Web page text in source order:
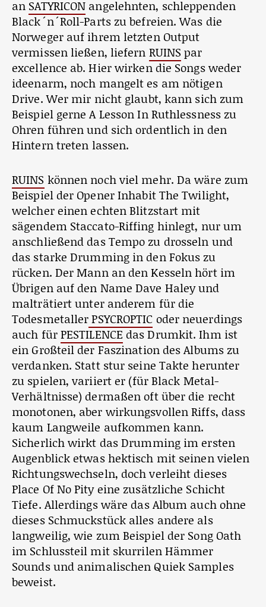
an SATYRICON angelehnten, schleppenden
Black´n´Roll-Parts zu befreien. Was die
Norweger auf ihrem letzten Output
vermissen ließen, liefern RUINS par
excellence ab. Hier wirken die Songs weder
ideenarm, noch mangelt es am nötigen
Drive. Wer mir nicht glaubt, kann sich zum
Beispiel gerne A Lesson In Ruthlessness zu
Ohren führen und sich ordentlich in den
Hintern treten lassen.
RUINS können noch viel mehr. Da wäre zum
Beispiel der Opener Inhabit The Twilight,
welcher einen echten Blitzstart mit
sägendem Staccato-Riffing hinlegt, nur um
anschließend das Tempo zu drosseln und
das starke Drumming in den Fokus zu
rücken. Der Mann an den Kesseln hört im
Übrigen auf den Name Dave Haley und
malträtiert unter anderem für die
TodesmetallerPSYCROPTIC oder neuerdings
auch fürPESTILENCE das Drumkit. Ihm ist
ein Großteil der Faszination des Albums zu
verdanken. Statt stur seine Takte herunter
zu spielen, variiert er (für Black Metal-
Verhältnisse) dermaßen oft über die recht
monotonen, aber wirkungsvollen Riffs, dass
kaum Langweile aufkommen kann.
Sicherlich wirkt das Drumming im ersten
Augenblick etwas hektisch mit seinen vielen
Richtungswechseln, doch verleiht dieses
Place Of No Pity eine zusätzliche Schicht
Tiefe. Allerdings wäre das Album auch ohne
dieses Schmuckstück alles andere als
langweilig, wie zum Beispiel der Song Oath
im Schlussteil mit skurrilen Hämmer
Sounds und animalischen Quiek Samples
beweist.